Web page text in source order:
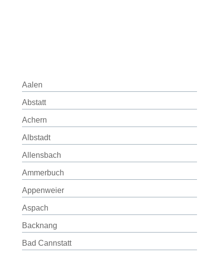
Aalen
Abstatt
Achern
Albstadt
Allensbach
Ammerbuch
Appenweier
Aspach
Backnang
Bad Cannstatt